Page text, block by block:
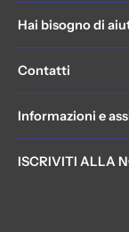
Hai bisogno di
Contatti
Informazioni e
ISCRIVITI ALLA